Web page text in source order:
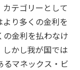
テゴリーとして
り多くの金利を
の金利を払わなけ
かし我が国では
るマネックス・ビ